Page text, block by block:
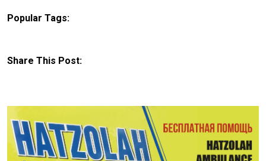
Popular Tags:
Share This Post: